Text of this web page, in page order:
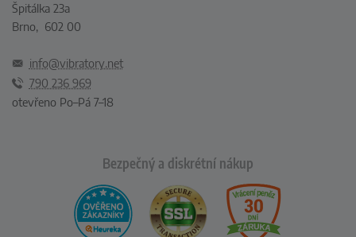
Špitálka 23a
Brno, 602 00
info@vibratory.net
790 236 969
otevřeno Po–Pá 7–18
Bezpečný a diskrétní nákup